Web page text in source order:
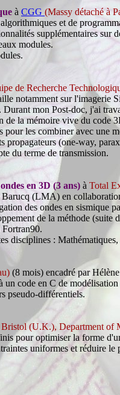
à CGG (Massy détaché à
et de
supplémentaires sur
modules.
de Recherche
notamment sur l'imagerie
Durant mon Post-doc, j'ai
de la mémoire vive du code
pour les combiner avec une
propagateurs (one-way,
du terme de transmission.
en 3D (3 ans) à Total
(LMA) en
des ondes en sismique
de la méthode (suite
disciplines :
(8 mois) encadré par
un code en C de
pseudo-différentiels.
(U.K.), Department of
pour optimiser la forme
uniformes et réduire le